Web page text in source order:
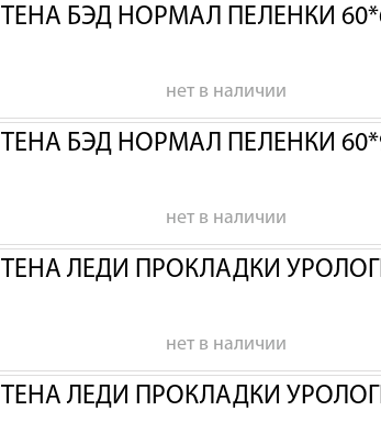
ТЕНА БЭД НОРМАЛ ПЕЛЕНКИ
нет в наличии
ТЕНА БЭД НОРМАЛ ПЕЛЕНКИ
нет в наличии
ТЕНА ЛЕДИ ПРОКЛАДКИ
нет в наличии
ТЕНА ЛЕДИ ПРОКЛАДКИ